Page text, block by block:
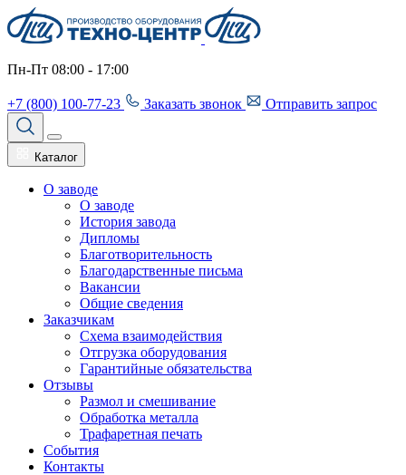
Пн-Пт 08:00 - 17:00
+7 (800) 100-77-23 Заказать звонок Отправить запрос
Каталог
О заводе
О заводе
История завода
Дипломы
Благотворительность
Благодарственные письма
Вакансии
Общие сведения
Заказчикам
Схема взаимодействия
Отгрузка оборудования
Гарантийные обязательства
Отзывы
Размол и смешивание
Обработка металла
Трафаретная печать
События
Контакты